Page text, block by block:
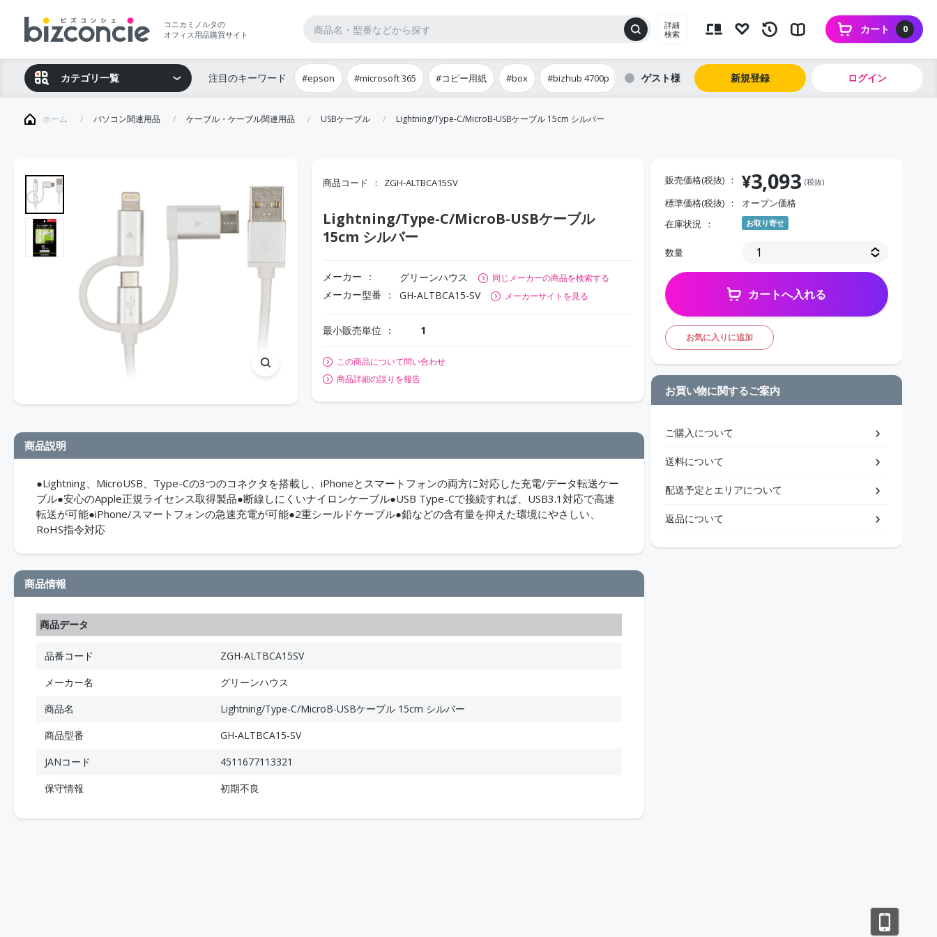
コニカミノルタの
オフィス用品購買サイト
詳細
検索
0
カート
カテゴリ一覧 注目のキーワード #epson #microsoft 365 #コピー用紙 #box #bizhub 4700p ゲスト 新規登録 ログイン
ホーム パソコン関連用品 ケーブル・ケーブル関連用品 USBケーブル Lightning/Type-C/MicroB-USBケーブル 15cm シルバー
商品コード ZGH-ALTBCA15SV
Lightning/Type-C/MicroB-USBケーブル
15cm シルバー
メーカー グリーンハウス 同じメーカーの商品を検索する
メーカー型番 GH-ALTBCA15-SV メーカーサイトを見る
最小販売単位 1
この商品について問い合わせ
商品詳細の誤りを報告
商品説明
●Lightning、MicroUSB、Type-Cの3つのコネクタを搭載し、iPhoneとスマートフォンの両方に対応した充電/データ転送ケー
ブル●安心のApple正規ライセンス取得製品●断線しにくいナイロンケーブル●USB Type-Cで接続すれば、USB3.1対応で高速
転送が可能●iPhone/スマートフォンの急速充電が可能●2重シールドケーブル●鉛などの含有量を抑えた環境にやさしい、
RoHS指令対応
商品情報
商品データ
品番コード
ZGH-ALTBCA15SV
メーカー名
グリーンハウス
商品名
Lightning/Type-C/MicroB-USBケーブル 15cm シルバー
商品型番
GH-ALTBCA15-SV
JANコード
4511677113321
保守情報
初期不良
販売価格(税抜) ¥3,093 (税抜)
標準価格(税抜)
オープン価格
在庫状況
お取り寄せ
数量
カートへ入れる
お気に入りに追加
お買い物に関するご案内
ご購入について
送料について
配送予定とエリアについて
返品について